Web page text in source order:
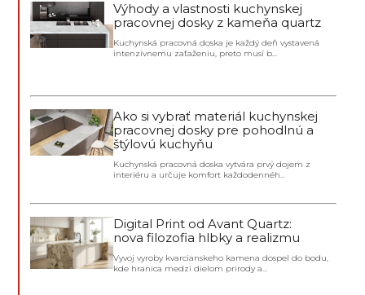
Výhody a vlastnosti kuchynskej
pracovnej dosky z kameňa quartz
Kuchynská pracovná doska je každý deň vystavená
intenzívnemu zaťaženiu, preto musí b...
Ako si vybrať materiál kuchynskej
pracovnej dosky pre pohodlnú a
štýlovú kuchyňu
Kuchynská pracovná doska vytvára prvý dojem z
interiéru a určuje komfort každodennéh...
Digital Print od Avant Quartz:
nova filozofia hlbky a realizmu
Vyvoj vyroby kvarcianskeho kamena dospel do bodu,
kde hranica medzi dielom prirody a...